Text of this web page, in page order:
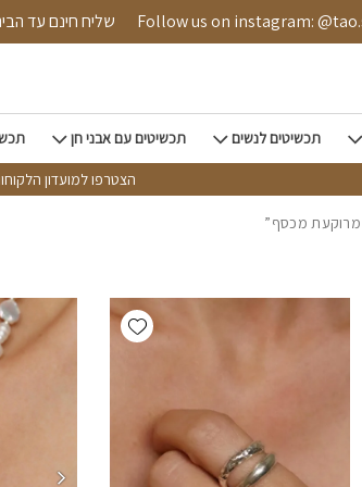
Follow us on instagram: @tao.style שליח חינם עד
תכשיטים לנשים תכשיטים עם אבני חן
הצטרפו למועדון הלקוחות של טאו
מרוקעת מכסף”
Add wishlist